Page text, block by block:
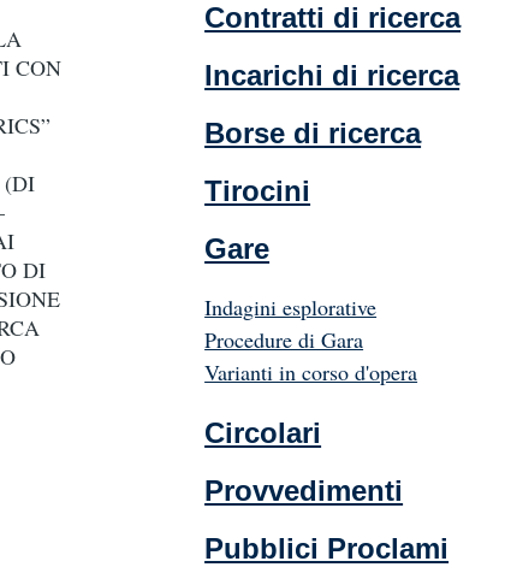
CON
(DI
DI
Contratti di ricerca
Incarichi di ricerca
Borse di ricerca
Tirocini
Gare
Indagini esplorative
Procedure di Gara
Varianti in corso d'opera
Circolari
Provvedimenti
Pubblici Proclami